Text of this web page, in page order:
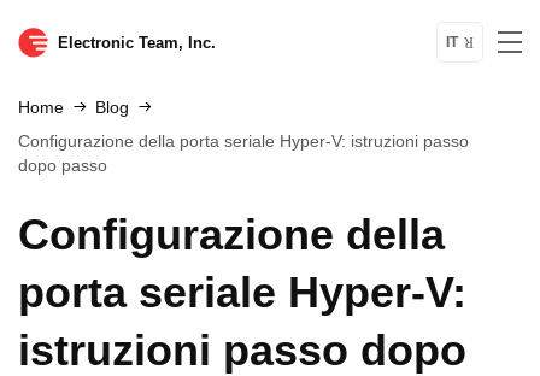
Electronic Team, Inc. IT
Home
Blog
Configurazione della porta seriale Hyper-V: istruzioni passo
dopo passo
Configurazione della
porta seriale Hyper-V:
istruzioni passo dopo